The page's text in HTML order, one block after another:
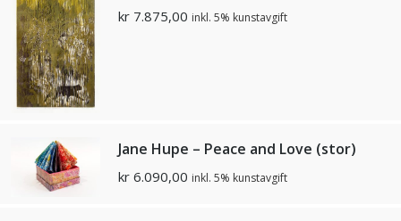
kr 7.875,00 inkl. 5% kunstavgift
Jane Hupe – Peace and Love (stor)
kr 6.090,00 inkl. 5% kunstavgift